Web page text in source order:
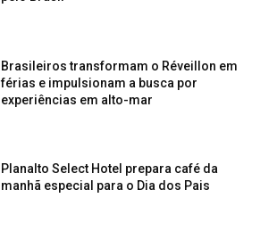
Brasileiros transformam o Réveillon em
férias e impulsionam a busca por
experiências em alto-mar
Planalto Select Hotel prepara café da
manhã especial para o Dia dos Pais